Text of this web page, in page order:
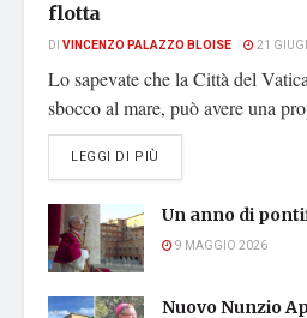
flotta
DI VINCENZO PALAZZO BLOISE 21
Lo sapevate che la Città del
sbocco al mare, può avere una
LEGGI DI PIÙ
Un anno di
9 MAGGIO 2026
Nuovo Nunzio